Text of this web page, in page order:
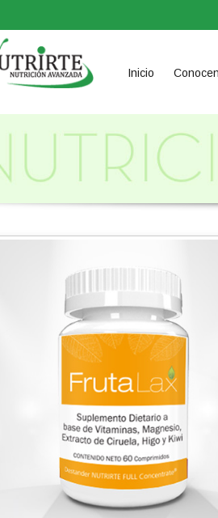
Inicio